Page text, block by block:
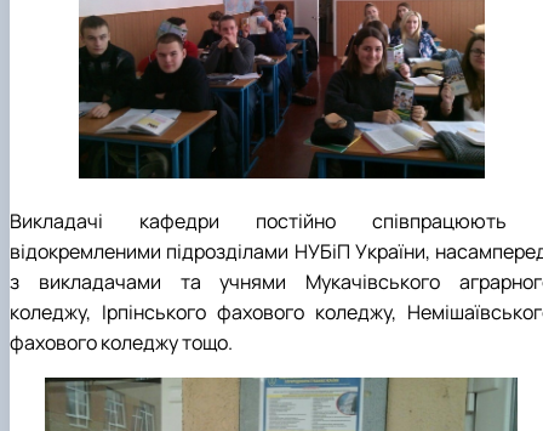
Викладачі кафедри постійно співпрацюють
відокремленими підрозділами НУБіП України,
з викладачами та учнями Мукачівського
коледжу, Ірпінського фахового коледжу,
фахового коледжу тощо.